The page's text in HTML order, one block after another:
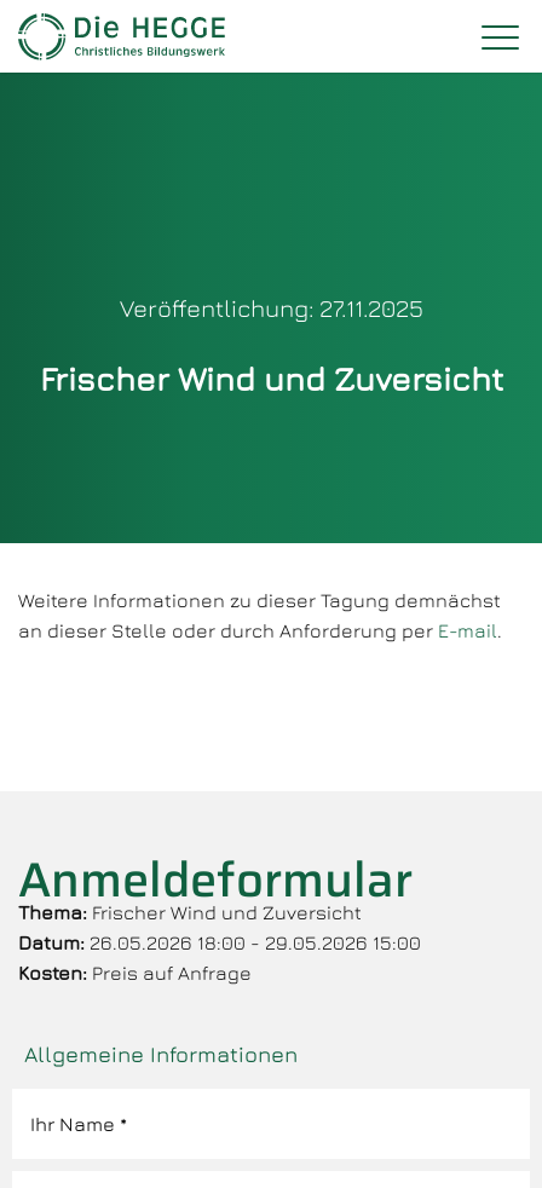
Veröffentlichung: 27.11.2025
Frischer Wind und Zuversicht
Weitere Informationen zu dieser Tagung demnächst
an dieser Stelle oder durch Anforderung per E-mail.
Anmeldeformular
Thema: Frischer Wind und Zuversicht
Datum: 26.05.2026 18:00 - 29.05.2026 15:00
Kosten: Preis auf Anfrage
Allgemeine Informationen